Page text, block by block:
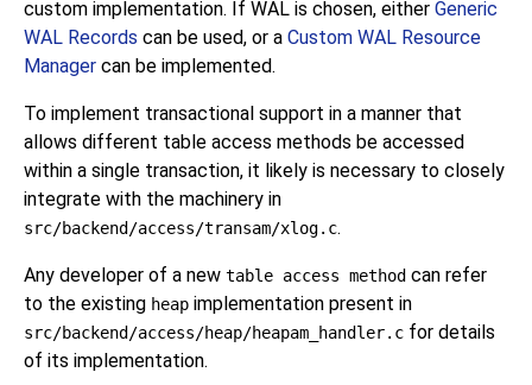
custom implementation. If WAL is chosen, either Generic
WAL Records can be used, or a Custom WAL Resource
Manager can be implemented.
To implement transactional support in a manner that
allows different table access methods be accessed
within a single transaction, it likely is necessary to closely
integrate with the machinery in
src/backend/access/transam/xlog.c.
Any developer of a new table access method can refer
to the existing heap implementation present in
src/backend/access/heap/heapam_handler.c for details
of its implementation.